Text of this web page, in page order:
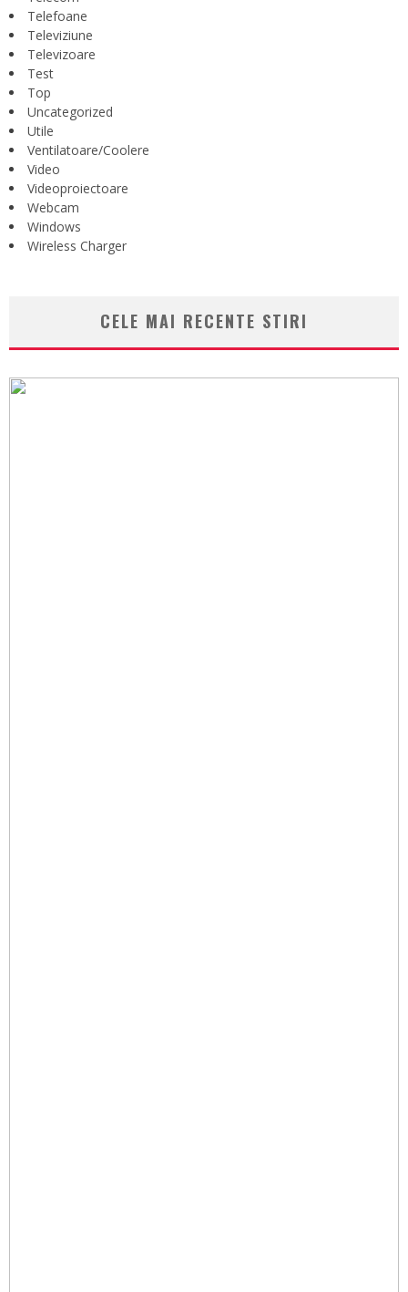
Telefoane
Televiziune
Televizoare
Test
Top
Uncategorized
Utile
Ventilatoare/Coolere
Video
Videoproiectoare
Webcam
Windows
Wireless Charger
CELE MAI RECENTE STIRI